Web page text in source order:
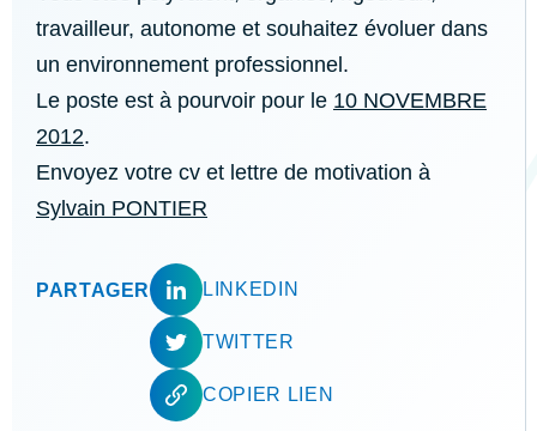
travailleur, autonome et souhaitez évoluer dans
un environnement professionnel.
Le poste est à pourvoir pour le 10 NOVEMBRE
2012.
Envoyez votre cv et lettre de motivation à
Sylvain PONTIER
PARTAGER LINKEDIN
TWITTER
COPIER LIEN